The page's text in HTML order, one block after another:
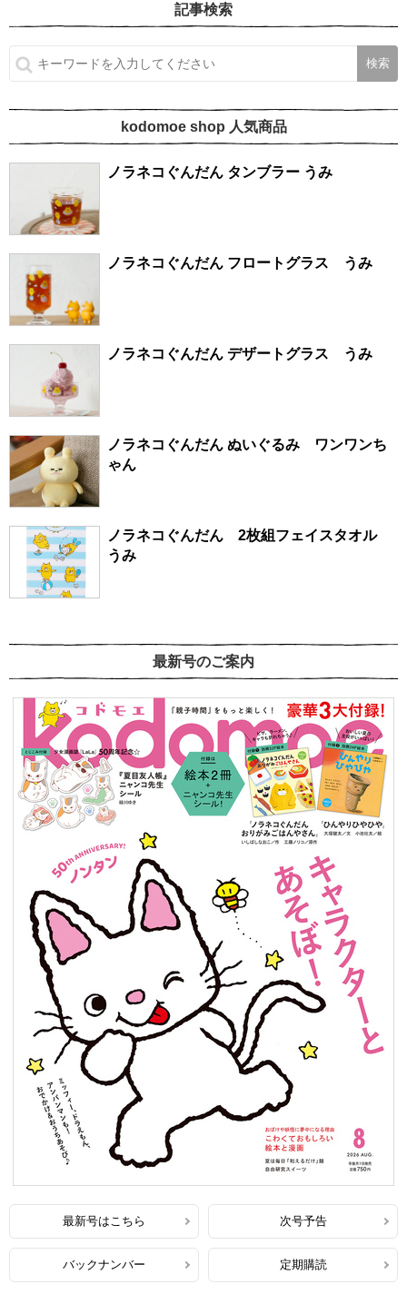
記事検索
kodomoe shop 人気商品
ノラネコぐんだん タンブラー うみ
ノラネコぐんだん フロートグラス うみ
ノラネコぐんだん デザートグラス うみ
ノラネコぐんだん ぬいぐるみ ワンワンち
ゃん
ノラネコぐんだん 2枚組フェイスタオル
うみ
最新号のご案内
最新号はこちら 次号予告
バックナンバー 定期購読